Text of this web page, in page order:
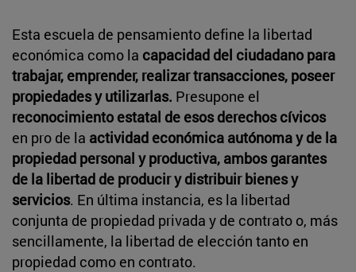
Esta escuela de pensamiento define la libertad
económica como la capacidad del ciudadano para
trabajar, emprender, realizar transacciones, poseer
propiedades y utilizarlas. Presupone el
reconocimiento estatal de esos derechos cívicos
en pro de la actividad económica autónoma y de la
propiedad personal y productiva, ambos garantes
de la libertad de producir y distribuir bienes y
servicios. En última instancia, es la libertad
conjunta de propiedad privada y de contrato o, más
sencillamente, la libertad de elección tanto en
propiedad como en contrato.